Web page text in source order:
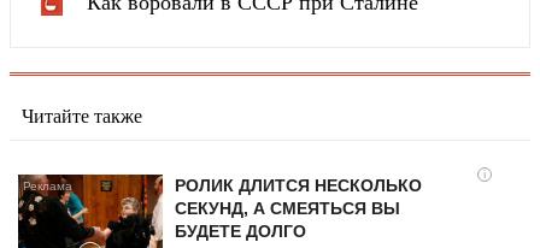
Читайте также
i
РОЛИК ДЛИТСЯ НЕСКОЛЬКО
СЕКУНД, А СМЕЯТЬСЯ ВЫ
БУДЕТЕ ДОЛГО